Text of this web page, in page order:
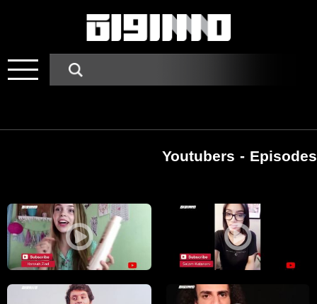
Youtubers - Episodes
ماذا لو توقفت الارض عن الدوران ؟؟ شو ممكن يصير؟؟ ،الكاملة،يوتيوبرز،04.6.2019
اشياء لا ترجعي تشتريها مرة تانية